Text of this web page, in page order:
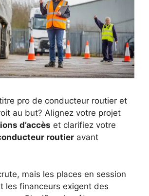
pro de conducteur routier et
au but? Alignez votre projet
d’accès et clarifiez votre
routier avant
mais les places en session
les financeurs exigent des